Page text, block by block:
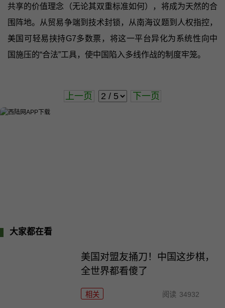
共享的价值理念（无论其双重标准如何），将成为天然的合
围阵地。从贸易争端到技术封锁，从南海议题到人权指控，
美国可轻易挟持G7多数票，将这一平台异化为系统性向中
国施压的“合法”工具，使中国陷入多线作战的制度牢笼。
上一页 下一页
大家都在看
美国对盟友捅刀！中国这步棋，
全世界都看傻了
相关 阅读 34932